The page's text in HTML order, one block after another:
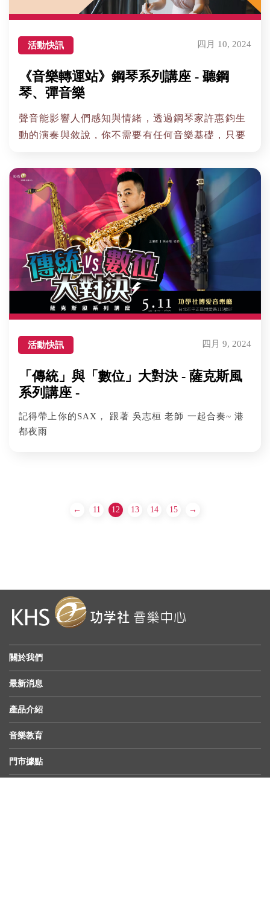
活動快訊 四月 10, 2024
《音樂轉運站》鋼琴系列講座 - 聽鋼
琴、彈音樂
聲音能影響人們感知與情緒，透過鋼琴家許惠鈞生
動的演奏與敘說，你不需要有任何音樂基礎，只要
活動快訊 四月 9, 2024
「傳統」與「數位」大對決 - 薩克斯風
系列講座 -
記得帶上你的SAX， 跟著 吳志桓 老師 一起合奏~ 港
都夜雨
← 11 12 13 14 15 →
關於我們
最新消息
產品介紹
音樂教育
門市據點